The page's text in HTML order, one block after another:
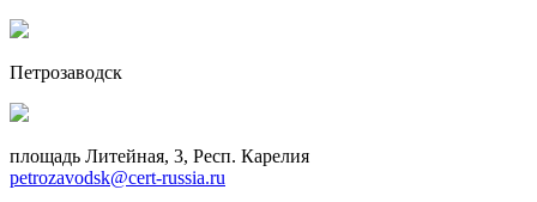
Петрозаводск
площадь Литейная, 3, Респ. Карелия
petrozavodsk@cert-russia.ru